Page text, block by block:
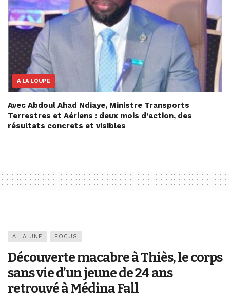
A LA LOUPE
Avec Abdoul Ahad Ndiaye, Ministre Transports
Terrestres et Aériens : deux mois d’action, des
résultats concrets et visibles
A LA UNE FOCUS
Découverte macabre à Thiès, le corps
sans vie d’un jeune de 24 ans
retrouvé à Médina Fall